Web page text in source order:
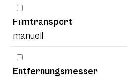
Filmtransport
manuell
Entfernungsmesser